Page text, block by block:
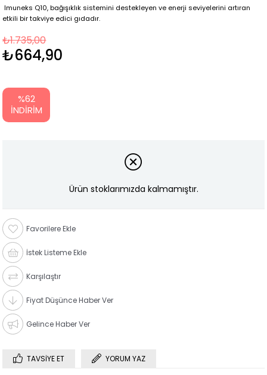
Imuneks Q10, bağışıklık sistemini destekleyen ve enerji seviyelerini artıran
etkili bir takviye edici gıdadır.
₺1.735,00
₺664,90
%62
İNDIRIM
Ürün stoklarımızda kalmamıştır.
Favorilere Ekle
İstek Listeme Ekle
Karşılaştır
Fiyat Düşünce Haber Ver
Gelince Haber Ver
TAVSIYE ET YORUM YAZ